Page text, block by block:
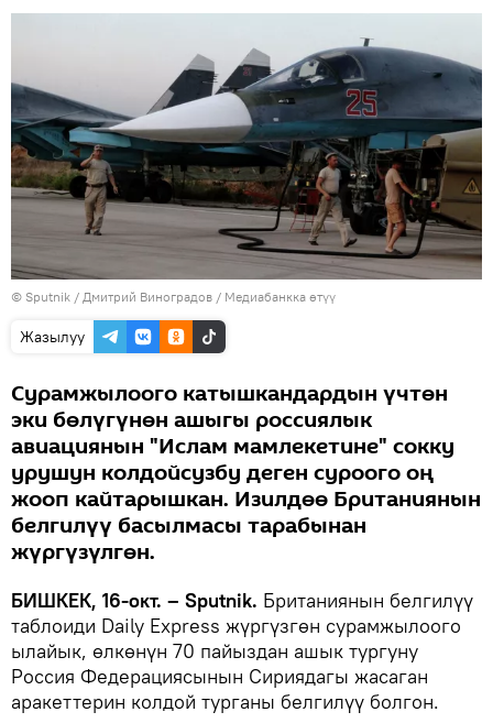
© Sputnik / Дмитрий Виноградов / Медиабанкка өтүү
Жазылуу
Сурамжылоого катышкандардын үчтөн
эки бөлүгүнөн ашыгы россиялык
авиациянын "Ислам мамлекетине" сокку
урушун колдойсузбу деген суроого оң
жооп кайтарышкан. Изилдөө Британиянын
белгилүү басылмасы тарабынан
жүргүзүлгөн.
БИШКЕК, 16-окт. – Sputnik. Британиянын белгилүү
таблоиди Daily Express жүргүзгөн сурамжылоого
ылайык, өлкөнүн 70 пайыздан ашык тургуну
Россия Федерациясынын Сириядагы жасаган
аракеттерин колдой турганы белгилүү болгон.